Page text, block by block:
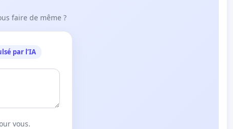
faire de même ?
par l’IA
vous.